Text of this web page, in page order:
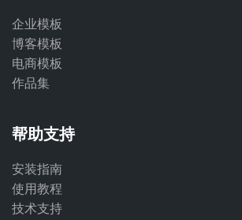
企业模板
博客模板
电商模板
作品集
帮助支持
安装指南
使用教程
技术支持